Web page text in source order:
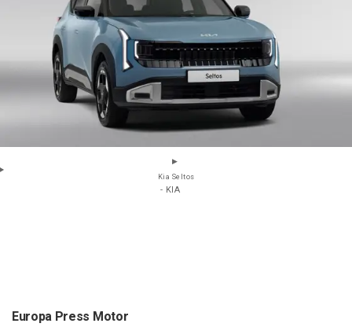
Kia Seltos
- KIA
Europa Press Motor